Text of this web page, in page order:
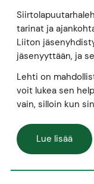
tarinat ja
Liiton
jäsenyyttään, ja
Lehti on
voit lukea sen
vain, silloin kun
Lue lisää